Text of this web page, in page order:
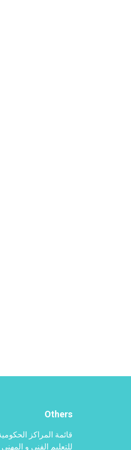
Others
قائمة المراكز
للتعليم الفني و المهني